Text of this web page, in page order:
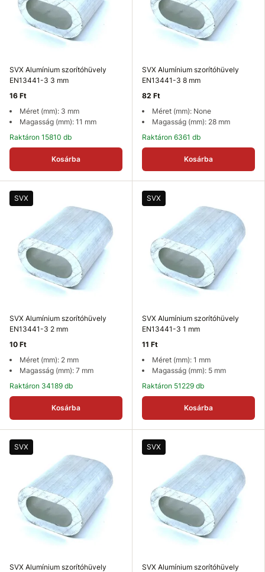
SVX Alumínium szorítóhüvely
EN13441-3 3 mm
16 Ft
Méret (mm): 3 mm
Magasság (mm): 11 mm
Raktáron 15810 db
Kosárba
SVX Alumínium szorítóhüvely
EN13441-3 8 mm
82 Ft
Méret (mm): None
Magasság (mm): 28 mm
Raktáron 6361 db
Kosárba
SVX
SVX Alumínium szorítóhüvely
EN13441-3 2 mm
10 Ft
Méret (mm): 2 mm
Magasság (mm): 7 mm
Raktáron 34189 db
Kosárba
SVX
SVX Alumínium szorítóhüvely
EN13441-3 1 mm
11 Ft
Méret (mm): 1 mm
Magasság (mm): 5 mm
Raktáron 51229 db
Kosárba
SVX
SVX Alumínium szorítóhüvely
SVX
SVX Alumínium szorítóhüvely